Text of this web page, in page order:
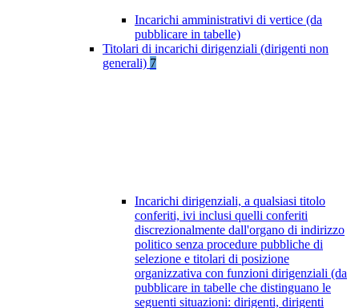
Incarichi amministrativi di vertice (da
pubblicare in tabelle)
Titolari di incarichi dirigenziali (dirigenti non
generali) 7
Incarichi dirigenziali, a qualsiasi titolo
conferiti, ivi inclusi quelli conferiti
discrezionalmente dall'organo di indirizzo
politico senza procedure pubbliche di
selezione e titolari di posizione
organizzativa con funzioni dirigenziali (da
pubblicare in tabelle che distinguano le
seguenti situazioni: dirigenti, dirigenti